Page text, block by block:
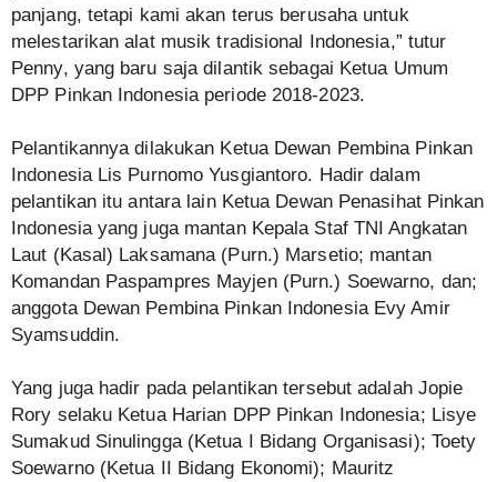
panjang, tetapi kami akan terus berusaha untuk
melestarikan alat musik tradisional Indonesia,” tutur
Penny, yang baru saja dilantik sebagai Ketua Umum
DPP Pinkan Indonesia periode 2018-2023.
Pelantikannya dilakukan Ketua Dewan Pembina Pinkan
Indonesia Lis Purnomo Yusgiantoro. Hadir dalam
pelantikan itu antara lain Ketua Dewan Penasihat Pinkan
Indonesia yang juga mantan Kepala Staf TNI Angkatan
Laut (Kasal) Laksamana (Purn.) Marsetio; mantan
Komandan Paspampres Mayjen (Purn.) Soewarno, dan;
anggota Dewan Pembina Pinkan Indonesia Evy Amir
Syamsuddin.
Yang juga hadir pada pelantikan tersebut adalah Jopie
Rory selaku Ketua Harian DPP Pinkan Indonesia; Lisye
Sumakud Sinulingga (Ketua I Bidang Organisasi); Toety
Soewarno (Ketua II Bidang Ekonomi); Mauritz